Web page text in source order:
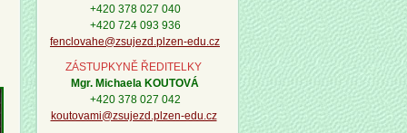
+420 378 027 040
+420 724 093 936
fenclovahe@zsujezd.plzen-edu.cz
ZÁSTUPKYNĚ ŘEDITELKY
Mgr. Michaela KOUTOVÁ
+420 378 027 042
koutovami@zsujezd.plzen-edu.cz